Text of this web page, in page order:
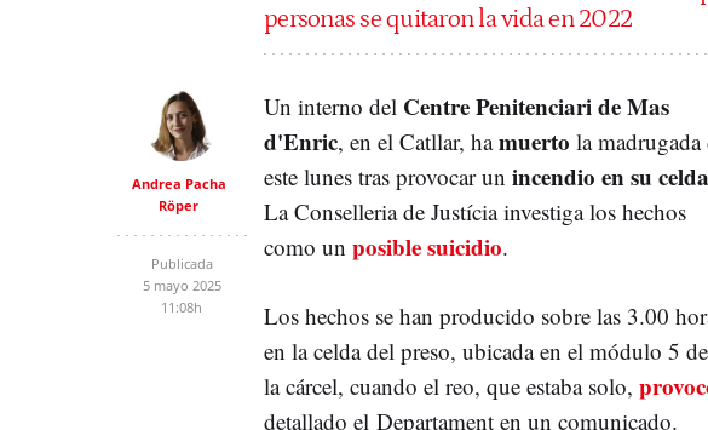
personas se quitaron la vida en 2022
Andrea Pacha
Röper
Publicada
5 mayo 2025
11:08h
Un interno del Centre Penitenciari de Mas
d'Enric, en el Catllar, hamuerto la madrugada
este lunes tras provocar un incendio en su celda
La Conselleria de Justícia investiga los hechos
como un posible suicidio.
Los hechos se han producido sobre las 3.00
en la celda del preso, ubicada en el módulo 5 de
la cárcel, cuando el reo, que estaba solo,
detallado el Departament en un comunicado.